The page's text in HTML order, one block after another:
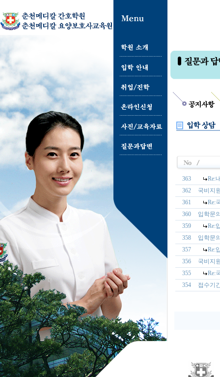
363
Re:
362
국비지
361
Re:
360
입학문
359
Re:
358
입학문
357
Re:
356
국비지
355
Re:
354
접수기